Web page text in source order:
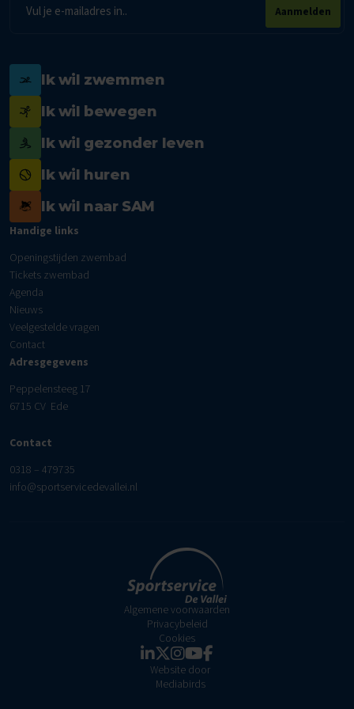
mailadres
Aanmelden
Ik wil zwemmen
Ik wil bewegen
Ik wil gezonder leven
Ik wil huren
Ik wil naar SAM
Handige links
Openingstijden zwembad
Tickets zwembad
Agenda
Nieuws
Veelgestelde vragen
Contact
Adresgegevens
Peppelensteeg 17
6715 CV Ede
Contact
0318 – 479735
info@sportservicedevallei.nl
Algemene voorwaarden
Privacybeleid
Cookies
Website door
Mediabirds